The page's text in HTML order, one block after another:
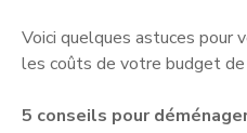
Voici quelques astuces pour
les coûts de votre budget
5 conseils pour